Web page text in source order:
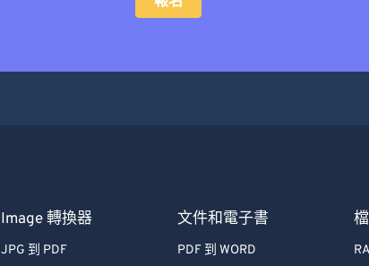
Image 轉換器
JPG 到 PDF
文件和電子書
PDF 到 WORD